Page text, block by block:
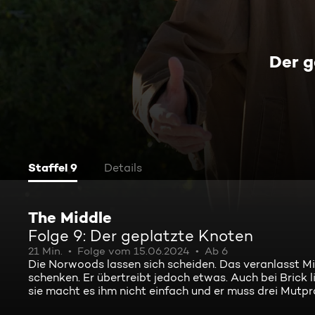
Der
Staffel 9 Details
The Middle
Folge 9: Der geplatzte Knoten
21 Min. Folge vom 15.06.2024 Ab 6
Die Norwoods lassen sich scheiden. Das veranlasst
schenken. Er übertreibt jedoch etwas. Auch bei
sie macht es ihm nicht einfach und er muss drei